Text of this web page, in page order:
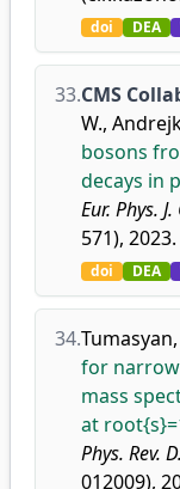
doi DEA
33.CMS
W.,
bosons
decays in
Eur. Phys. J.
571), 2023.
doi DEA
34.Tumasyan,
for
mass
at
Phys. Rev. D.
012009),